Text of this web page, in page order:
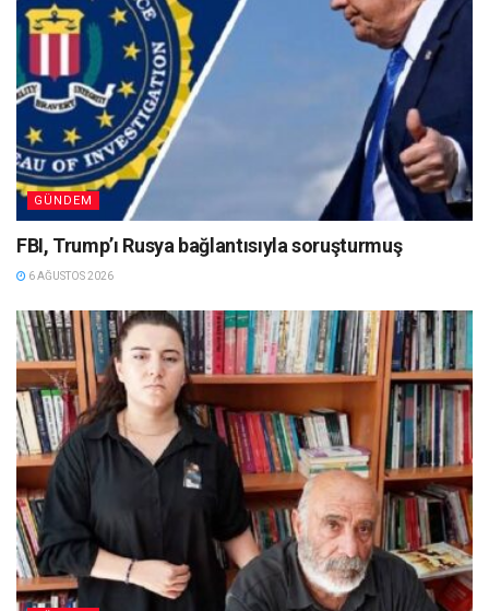
GÜNDEM
FBI, Trump’ı Rusya bağlantısıyla soruşturmuş
6 AĞUSTOS 2026